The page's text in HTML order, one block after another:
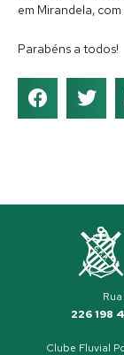
em Mirandela,
Parabéns a todos!
226 198
Clube Fluvial